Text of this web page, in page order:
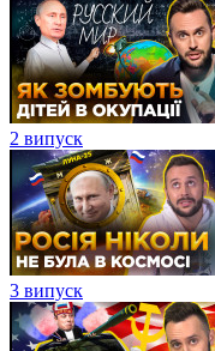
2 випуск
3 випуск